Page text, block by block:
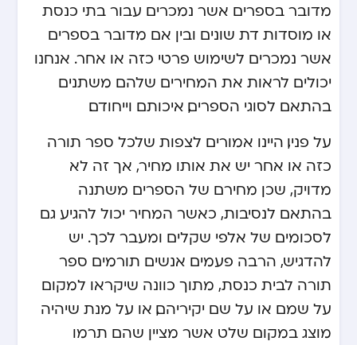
מדובר בספרים אשר נמכרים עבור בתי כנסת
או מוסדות דת שונים ובין אם מדובר בספרים
אשר נמכרים לשימוש פרטי כזה או אחר. אנחנו
יכולים לראות את המחירים שלהם משתנים
בהתאם לסוגי הספרים, איכותם וייחודם.
על פניו, היינו אמורים לצפות שלכל ספר תורה
כזה או אחר יש את אותו מחיר, אך זה לא
מדויק, שכן מחירם של הספרים משתנה
בהתאם לנסיבות, כאשר המחיר יכול להגיע גם
לסכומים של אלפי שקלים ומעבר לכך. יש
להדגיש, הרבה פעמים אנשים תורמים ספר
תורה לבית כנסת, מתוך כוונה שיקראו למקום
על שמם או על שם יקיריהם, או על מנת שיהיה
מוצג במקום שלט אשר מציין שהם תרמו